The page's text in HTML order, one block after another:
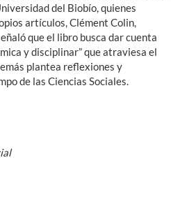
del Biobío, quienes
artículos, Clément Colin,
que el libro busca dar cuenta
y disciplinar” que atraviesa el
plantea reflexiones y
de las Ciencias Sociales.